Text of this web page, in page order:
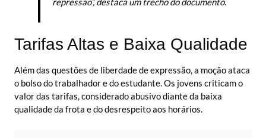
Tarifas Altas e Baixa Qualidade
Além das questões de liberdade de expressão, a moção ataca
o bolso do trabalhador e do estudante. Os jovens criticam o
valor das tarifas, considerado abusivo diante da baixa
qualidade da frota e do desrespeito aos horários.